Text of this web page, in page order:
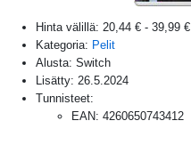
Hinta välillä: 20,44 € - 39,99 €
Kategoria: Pelit
Alusta: Switch
Lisätty: 26.5.2024
Tunnisteet:
EAN: 4260650743412